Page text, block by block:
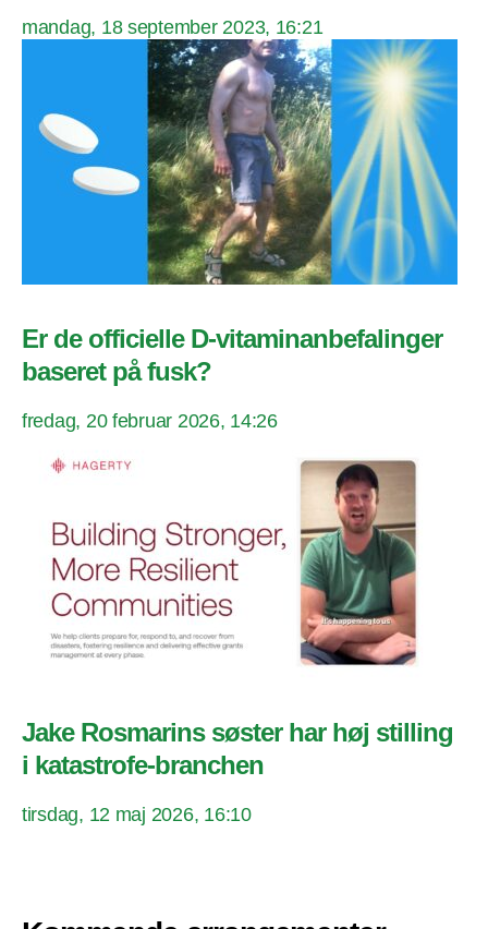
mandag, 18 september 2023, 16:21
Er de officielle D-vitaminanbefalinger
baseret på fusk?
fredag, 20 februar 2026, 14:26
Jake Rosmarins søster har høj stilling
i katastrofe-branchen
tirsdag, 12 maj 2026, 16:10